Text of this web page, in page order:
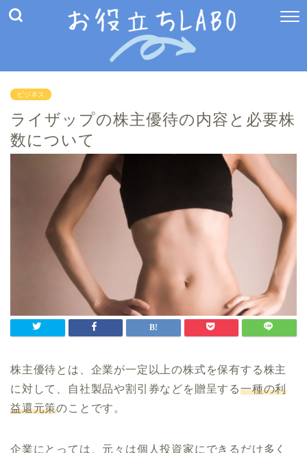
ビジネス
ライザップの株主優待の内容と必要株
数について
株主優待とは、企業が一定以上の株式を保有する株主
に対して、自社製品や割引券などを贈呈する一種の利
益還元策のことです。
企業にとっては、元々は個人投資家にできるだけ多く